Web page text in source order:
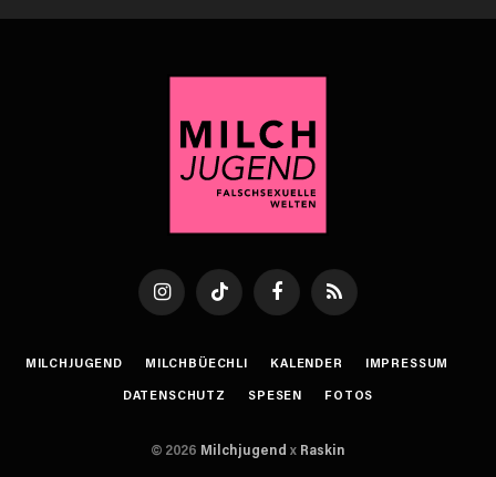
InstagramTikTok FacebookRSS
MILCHJUGEND MILCHBÜECHLI KALENDER
IMPRESSUM
DATENSCHUTZ
SPESEN FOTOS
© 2026 Milchjugend x Raskin